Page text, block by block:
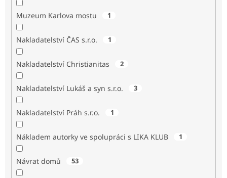
Muzeum Karlova mostu 1
Nakladatelství ČAS s.r.o. 1
Nakladatelství Christianitas 2
Nakladatelství Lukáš a syn s.r.o. 3
Nakladatelství Práh s.r.o. 1
Nákladem autorky ve spolupráci s LIKA KLUB 1
Návrat domů 53